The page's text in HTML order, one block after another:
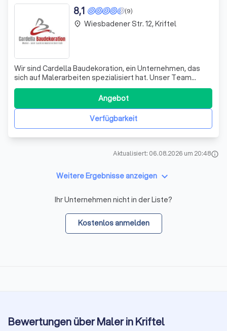
(9)
8,1
Wir sind Cardella Baudekoration, ein Unternehmen, das
sich auf Malerarbeiten spezialisiert hat. Unser Team
besteht aus erfahrenen Fachkräften, die sich durch
Pünktlichkeit, Sauberkeit, Zuverlässigkeit und
Schnelligkeit auszeichnen. Wir legen großen Wert auf die
Zufriedenheit unserer Kunden und streb
Verfügbarkeit
Angebot
place Wiesbadener Str. 12, Kriftel
Aktualisiert: 06.08.2026 um 20:48info
Weitere Ergebnisse anzeigen keyboard_arrow_down
Ihr Unternehmen nicht in der Liste?
Kostenlos anmelden
Bewertungen über Maler in Kriftel